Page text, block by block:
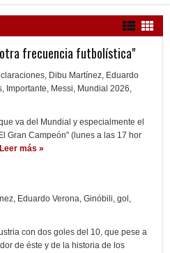
otra frecuencia futbolística"
, Dibu Martínez, Eduardo
, Importante, Messi, Mundial 2026,
va del Mundial y especialmente el
Gran Campeón" (lunes a las 17 hor
Leer más »
, Eduardo Verona, Ginóbili, gol ,
con dos goles del 10, que pese a
de éste y de la historia de los